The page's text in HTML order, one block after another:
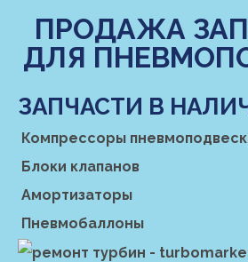
ПРОДАЖА
ДЛЯ
ЗАПЧАСТИ В
Компрессоры
Блоки клапанов
Амортизаторы
Пневмобаллоны